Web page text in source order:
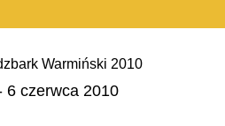
Warmiński 2010
6 czerwca 2010